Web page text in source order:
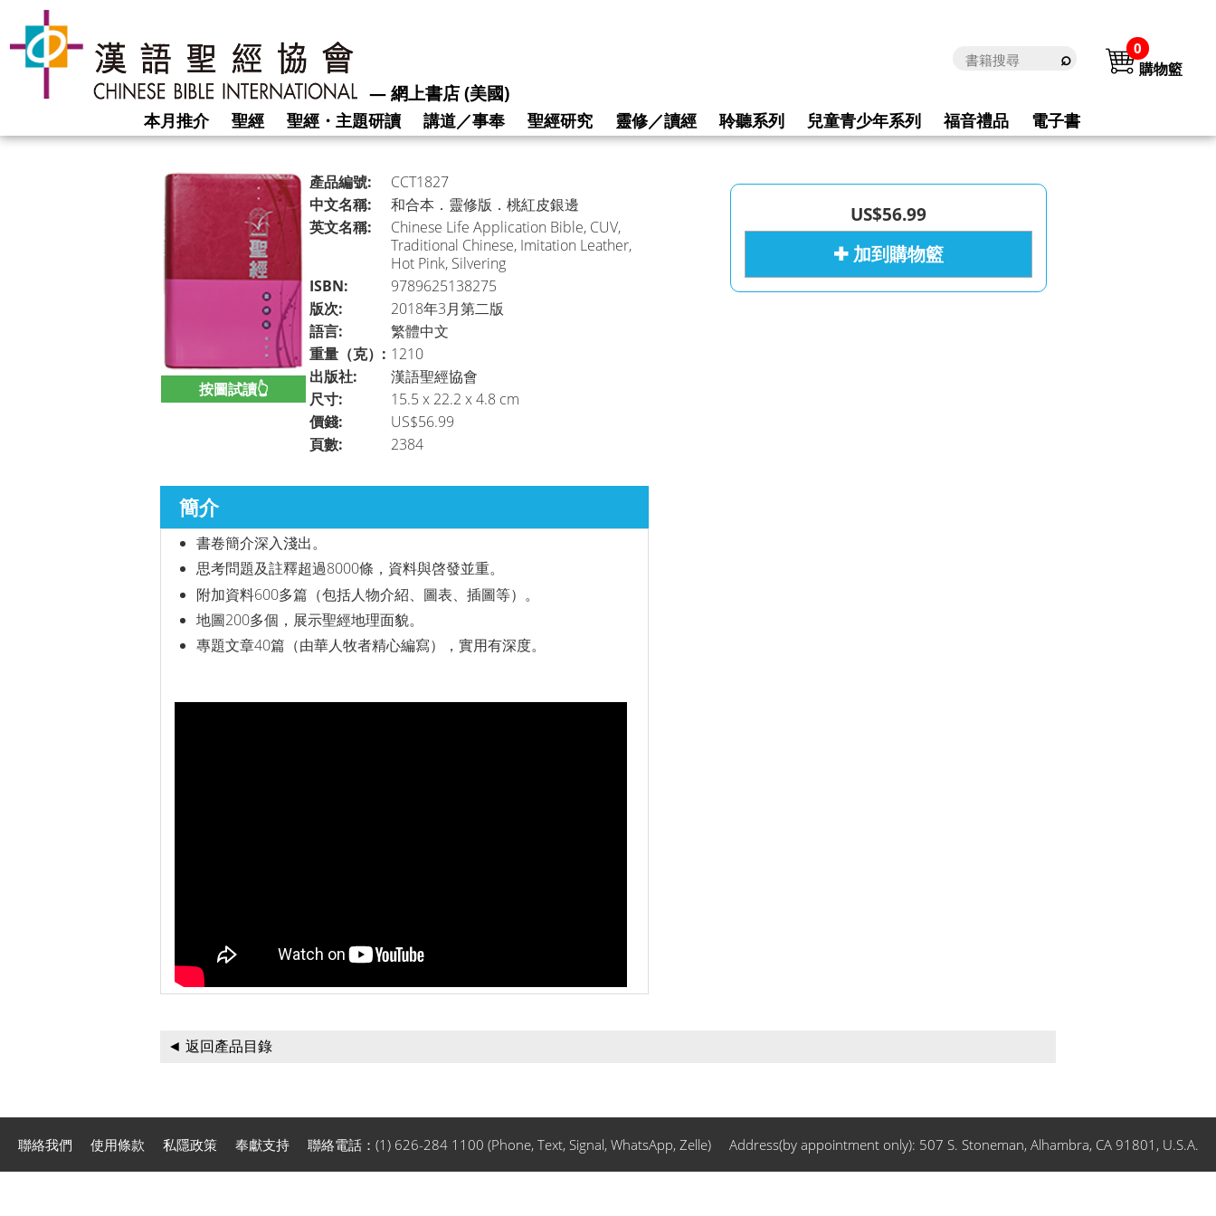
―網上書店 (美國)
0
購物籃
本月推介 聖經 聖經・主題研讀 講道／事奉 聖經研究 靈修／讀經 聆聽系列 兒童青少年系列 福音禮品 電子書
按圖試讀👆
產品編號:
CCT1827
中文名稱:
和合本．靈修版．桃紅皮銀邊
英文名稱:
Chinese Life Application Bible, CUV,
Traditional Chinese, Imitation Leather,
Hot Pink, Silvering
ISBN:
9789625138275
版次:
2018年3月第二版
語言:
繁體中文
重量（克）: 1210
出版社:
漢語聖經協會
尺寸:
15.5 x 22.2 x 4.8 cm
價錢:
US$56.99
頁數:
2384
簡介
書卷簡介深入淺出。
思考問題及註釋超過8000條，資料與啓發並重。
附加資料600多篇（包括人物介紹、圖表、插圖等）。
地圖200多個，展示聖經地理面貌。
專題文章40篇（由華人牧者精心編寫），實用有深度。
US$56.99
✚ 加到購物籃
◄ 返回產品目錄
聯絡我們 使用條款 私隱政策 奉獻支持 聯絡電話：(1) 626-284 1100 (Phone, Text, Signal, WhatsApp, Zelle) Address(by appointment only): 507 S. Stoneman, Alhambra, CA 91801, U.S.A.